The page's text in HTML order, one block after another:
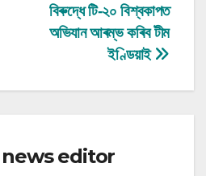
বিৰুদ্ধে টি-২০ বিশ্বকাপত
অভিযান আৰম্ভ কৰিব টীম
ইণ্ডিয়াই
news editor